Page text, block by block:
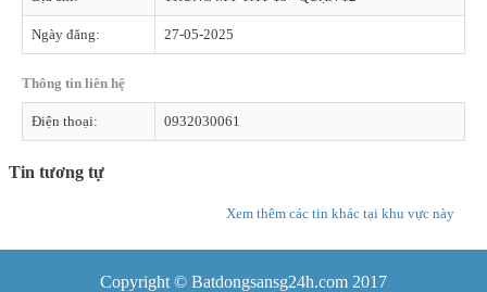
Ngày đăng: 27-05-2025
Thông tin liên hệ
Điện thoại: 0932030061
Tin tương tự
Xem thêm các tin khác tại khu vực này
Copyright © Batdongsansg24h.com 2017